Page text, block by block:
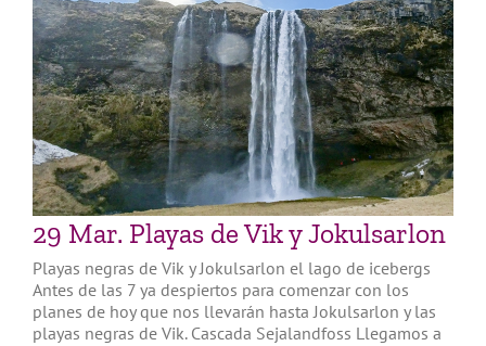
29 Mar. Playas de Vik y Jokulsarlon
Playas negras de Vik y Jokulsarlon el lago de icebergs
Antes de las 7 ya despiertos para comenzar con los
planes de hoy que nos llevarán hasta Jokulsarlon y las
playas negras de Vik. Cascada Sejalandfoss Llegamos a